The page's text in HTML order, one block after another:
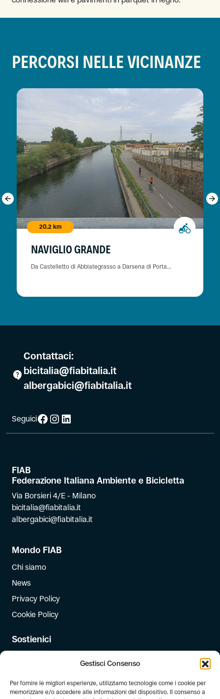
Gestisci Consenso
Per fornire le migliori esperienze, utilizziamo tecnologie come i cookie per
memorizzare e/o accedere alle informazioni del dispositivo. Il consenso a
PERCORSI NELLE VICINANZE
20.2 km
NAVIGLIO GRANDE
Da Castelletto di Abbiategrasso a Darsena di Porta...
Contattaci:
bicitalia@fiabitalia.it
albergabici@fiabitalia.it
SeguiciFacebook
Instagram
LinkedIn
FIAB
Federazione Italiana Ambiente e Bicicletta
Via Borsieri 4/E - Milano
bicitalia@fiabitalia.it
albergabici@fiabitalia.it
Mondo FIAB
Chi siamo
News
Privacy Policy
Cookie Policy
Sostienici
Dona il 5 per mille